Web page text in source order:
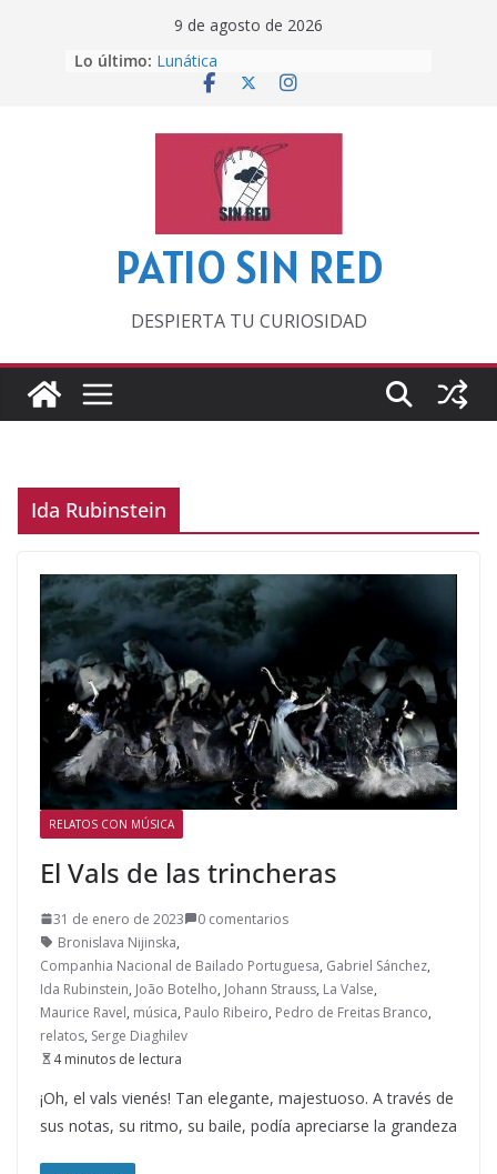
9 de agosto de 2026
Lo último: Lunática
Pero, hasta entonces…
‘La broma infinita’ de recomendar
lecturas veraniegas
Otra del Mundial
PATIO SIN RED
DESPIERTA TU CURIOSIDAD
Ida Rubinstein
RELATOS CON MÚSICA
El Vals de las trincheras
31 de enero de 2023
0 comentarios
Bronislava Nijinska,
Companhia Nacional de Bailado Portuguesa, Gabriel Sánchez,
Ida Rubinstein, João Botelho, Johann Strauss, La Valse,
Maurice Ravel, música, Paulo Ribeiro, Pedro de Freitas Branco,
relatos, Serge Diaghilev
4 minutos de lectura
¡Oh, el vals vienés! Tan elegante, majestuoso. A través de
sus notas, su ritmo, su baile, podía apreciarse la grandeza